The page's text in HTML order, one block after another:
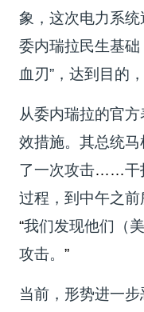
象，这次电力系
委内瑞拉民生基础
血刃”，达到目的
从委内瑞拉的官
效措施。其总统
了一次攻击……干
过程，到中午之前
“我们发现他们（
攻击。”
当前，形势进一